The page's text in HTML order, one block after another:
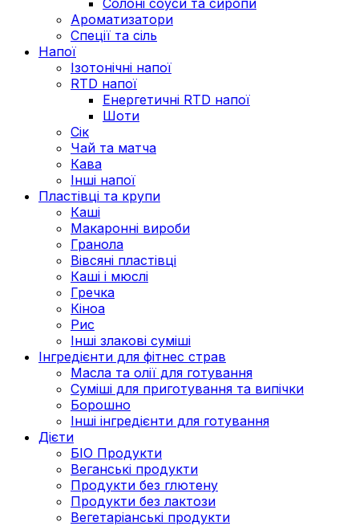
Ароматизатори
Спеції та сіль
Напої
Ізотонічні напої
RTD напої
Енергетичні RTD напої
Шоти
Сік
Чай та матча
Кава
Інші напої
Пластівці та крупи
Каші
Макаронні вироби
Гранола
Вівсяні пластівці
Каші і мюслі
Гречка
Кіноа
Рис
Інші злакові суміші
Інгредієнти для фітнес страв
Масла та олії для готування
Суміші для приготування та випічки
Борошно
Інші інгредієнти для готування
Дієти
БІО Продукти
Веганські продукти
Продукти без глютену
Продукти без лактози
Вегетаріанські продукти